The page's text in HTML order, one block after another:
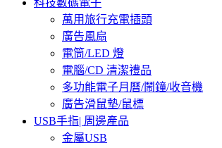
科技數碼電子
萬用旅行充電插頭
廣告風扇
電筒/LED 燈
電腦/CD 清潔禮品
多功能電子月曆/鬧鐘/收音機
廣告滑鼠墊/鼠標
USB手指| 周邊產品
金屬USB